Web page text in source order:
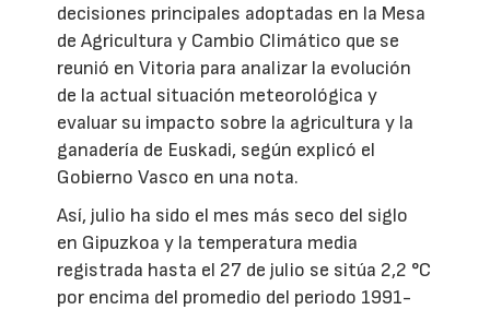
decisiones principales adoptadas en la Mesa
de Agricultura y Cambio Climático que se
reunió en Vitoria para analizar la evolución
de la actual situación meteorológica y
evaluar su impacto sobre la agricultura y la
ganadería de Euskadi, según explicó el
Gobierno Vasco en una nota.
Así, julio ha sido el mes más seco del siglo
en Gipuzkoa y la temperatura media
registrada hasta el 27 de julio se sitúa 2,2 °C
por encima del promedio del periodo 1991-